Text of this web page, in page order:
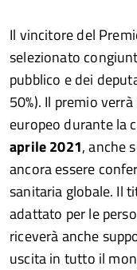
Il vincitore del
selezionato
pubblico e dei
50%). Il premio
europeo durante la
aprile 2021, anche
ancora essere
sanitaria globale. Il
adattato per le
riceverà anche
uscita in tutto il